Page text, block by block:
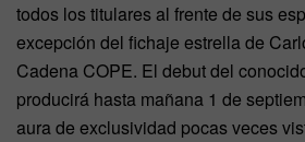
todos los titulares al frente de sus
excepción del fichaje estrella de
Cadena COPE. El debut del
producirá hasta mañana 1 de
aura de exclusividad pocas veces